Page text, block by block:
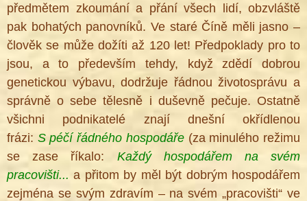
předmětem zkoumání a přání všech lidí, obzvláště
pak bohatých panovníků. Ve staré Číně měli jasno –
člověk se může dožíti až 120 let! Předpoklady pro to
jsou, a to především tehdy, když zdědí dobrou
genetickou výbavu, dodržuje řádnou životosprávu a
správně o sebe tělesně i duševně pečuje. Ostatně
všichni podnikatelé znají dnešní okřídlenou
frázi: S péčí řádného hospodáře(za minulého režimu
se zase říkalo: Každý hospodářem na svém
pracovišti... a přitom by měl být dobrým hospodářem
zejména se svým zdravím – na svém „pracovišti“ ve